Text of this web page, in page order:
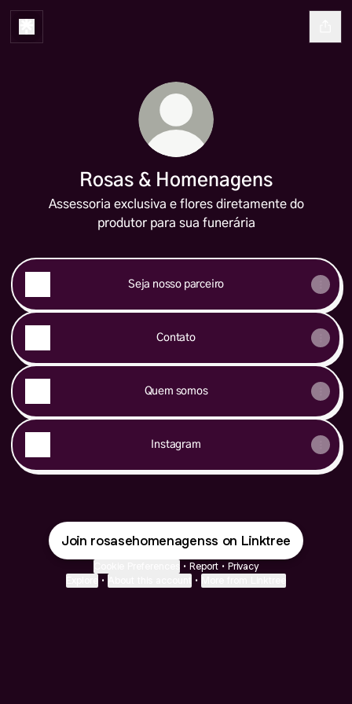
Rosas & Homenagens
Assessoria exclusiva e flores diretamente do
produtor para sua funerária
Seja nosso parceiro
Contato
Quem somos
Instagram
Join rosasehomenagenss on Linktree
• Report • Privacy
• •